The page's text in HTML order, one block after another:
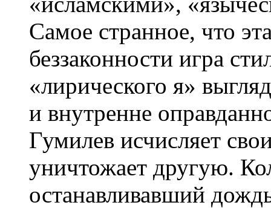
Самое странное, что
беззаконности игра
«лирического я»
и внутренне
Гумилев исчисляет
уничтожает другую.
останавливавший